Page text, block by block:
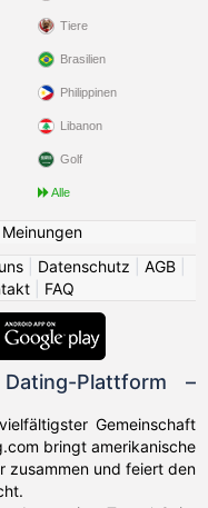
Tiere
Brasilien
Philippinen
Libanon
Golf
Alle
Meinungen
Datenschutz AGB
FAQ
Plattform –
Gemeinschaft
bringt amerikanische
zusammen und feiert den